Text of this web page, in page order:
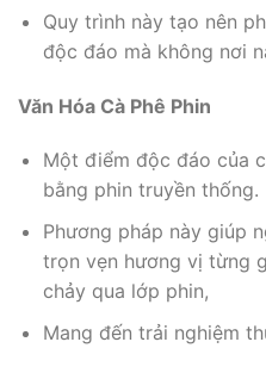
Quy trình này tạo nên
độc đáo mà không nơi
Văn Hóa Cà Phê Phin
Một điểm độc đáo của
bằng phin truyền thống.
Phương pháp này giúp
trọn vẹn hương vị từng
chảy qua lớp phin,
Mang đến trải nghiệm